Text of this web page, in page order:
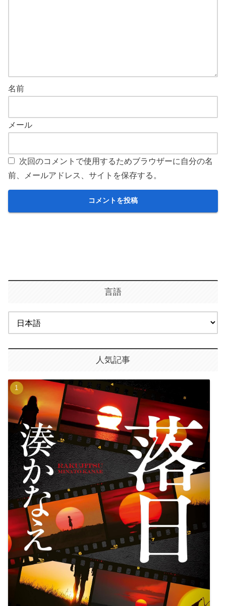
名前
メール
次回のコメントで使用するためブラウザーに自分の名
前、メールアドレス、サイトを保存する。
言語
人気記事